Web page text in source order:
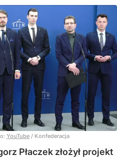
YouTube / Konfederacja
Płaczek złożył projekt